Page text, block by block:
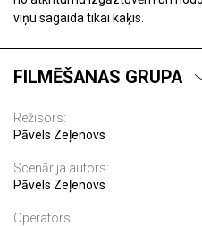
viņu sagaida tikai kaķis.
FILMĒŠANAS GRUPA
Režisors:
Pāvels Zeļenovs
Scenārija autors:
Pāvels Zeļenovs
Operators: